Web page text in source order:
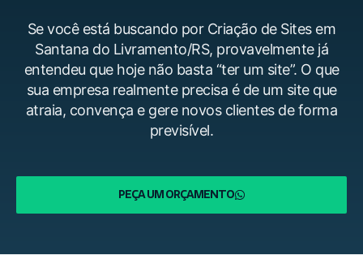
Se você está buscando por Criação de Sites em
Santana do Livramento/RS, provavelmente já
entendeu que hoje não basta “ter um site”. O que
sua empresa realmente precisa é de um site que
atraia, convença e gere novos clientes de forma
previsível.
PEÇA UM ORÇAMENTO